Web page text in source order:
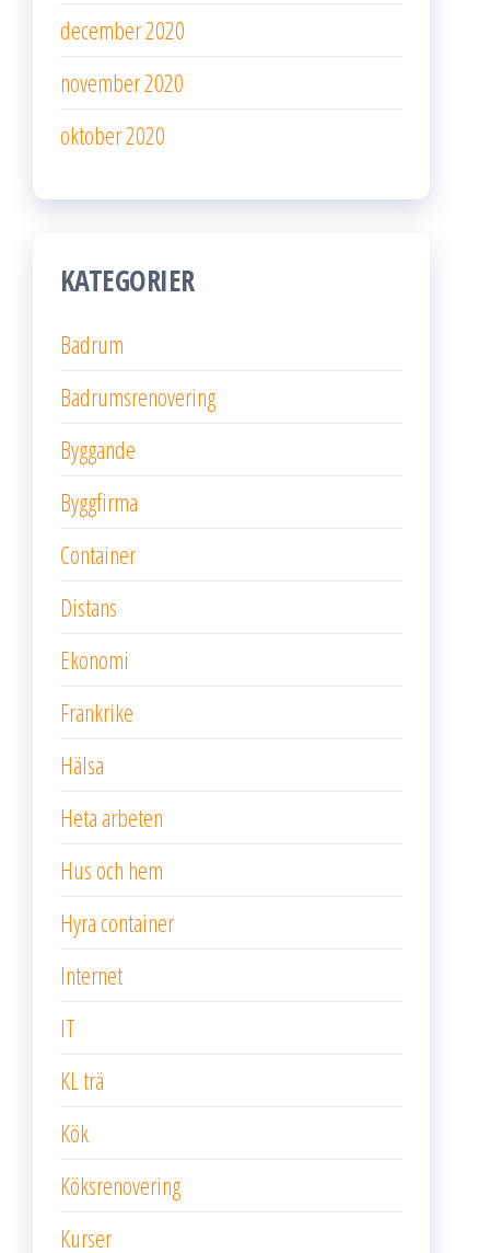
december 2020
november 2020
oktober 2020
KATEGORIER
Badrum
Badrumsrenovering
Byggande
Byggfirma
Container
Distans
Ekonomi
Frankrike
Hälsa
Heta arbeten
Hus och hem
Hyra container
Internet
IT
KL trä
Kök
Köksrenovering
Kurser